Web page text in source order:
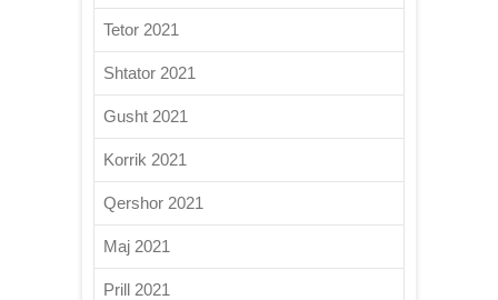
Tetor 2021
Shtator 2021
Gusht 2021
Korrik 2021
Qershor 2021
Maj 2021
Prill 2021